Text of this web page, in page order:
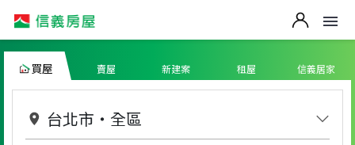
買屋 賣屋 新建案 租屋 信義居家
台北市 ・ 全區